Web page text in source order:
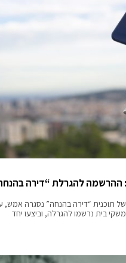
ההרשמה להגרלה ה-11 של תוכנית “דירה בהנחה” נסגרה